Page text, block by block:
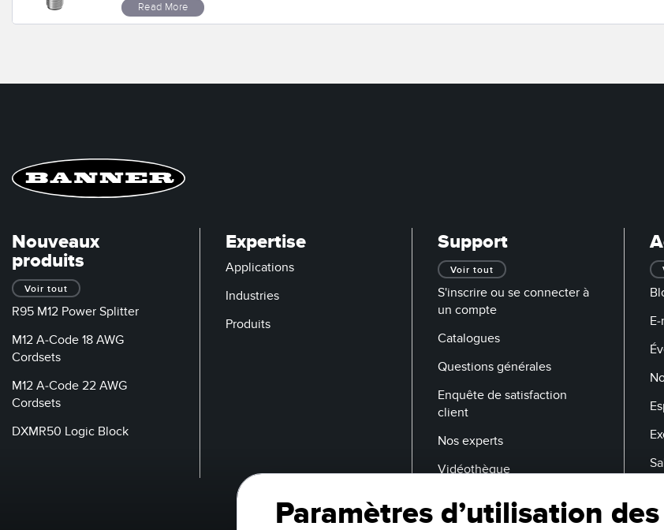
Read More
Nouveaux
produits
Voir tout
R95 M12 Power Splitter
M12 A-Code 18 AWG
Cordsets
M12 A-Code 22 AWG
Cordsets
DXMR50 Logic Block
Expertise
Applications
Industries
Produits
Support
Voir tout
S'inscrire ou se connecter à
un compte
Catalogues
Questions générales
Enquête de satisfaction
client
Nos experts
Vidéothèque
Adresse E-Mail
Paramètres d’utilisation